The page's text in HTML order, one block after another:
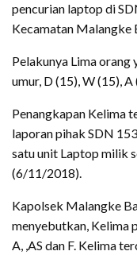
pencurian laptop di
Kecamatan Malangke
Pelakunya Lima orang
umur, D (15), W (15), A
Penangkapan Kelima
laporan pihak SDN
satu unit Laptop milik
(6/11/2018).
Kapolsek Malangke
menyebutkan, Kelima
A, ,AS dan F. Kelima